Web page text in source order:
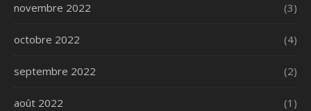
novembre 2022 (3)
octobre 2022 (4)
septembre 2022 (2)
août 2022 (1)